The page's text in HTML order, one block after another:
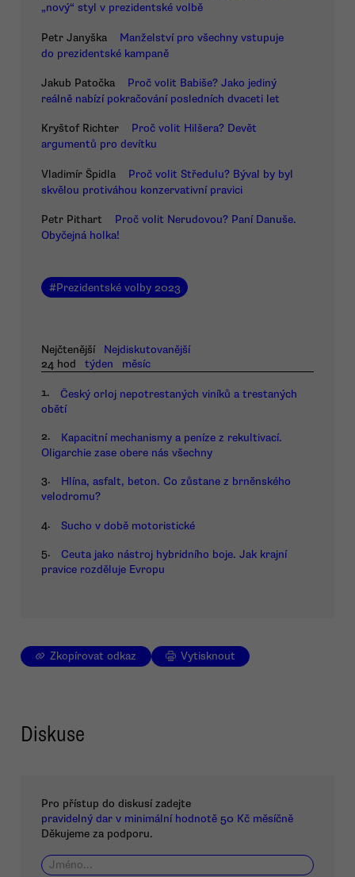
„nový“ styl v prezidentské volbě
Petr Janyška
Manželství pro všechny vstupuje
do prezidentské kampaně
Jakub Patočka
Proč volit Babiše? Jako jediný
reálně nabízí pokračování posledních dvaceti let
Kryštof Richter
Proč volit Hilšera? Devět
argumentů pro devítku
Vladimír Špidla
Proč volit Středulu? Býval by byl
skvělou protiváhou konzervativní pravici
Petr Pithart
Proč volit Nerudovou? Paní Danuše.
Obyčejná holka!
#Prezidentské volby 2023
Nejčtenější
Nejdiskutovanější
24 hod
týden měsíc
1.
Český orloj nepotrestaných viníků a trestaných
obětí
2.
Kapacitní mechanismy a peníze z rekultivací.
Oligarchie zase obere nás všechny
3.
Hlína, asfalt, beton. Co zůstane z brněnského
velodromu?
4. Sucho v době motoristické
5.
Ceuta jako nástroj hybridního boje. Jak krajní
pravice rozděluje Evropu
Zkopírovat odkaz Vytisknout
Diskuse
Pro přístup do diskusí zadejte
pravidelný dar v minimální hodnotě 50 Kč měsíčně
Děkujeme za podporu.